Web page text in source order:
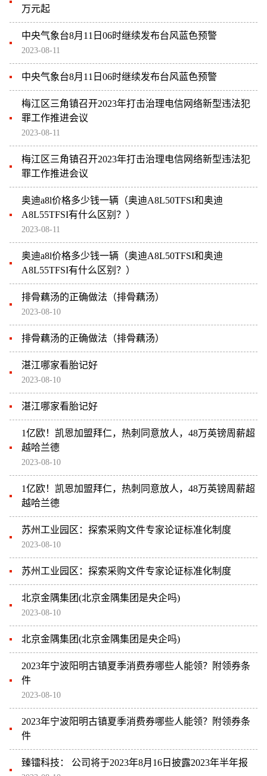
万元起
中央气象台8月11日06时继续发布台风蓝色预警
2023-08-11
中央气象台8月11日06时继续发布台风蓝色预警
梅江区三角镇召开2023年打击治理电信网络新型违法犯
罪工作推进会议
2023-08-11
梅江区三角镇召开2023年打击治理电信网络新型违法犯
罪工作推进会议
奥迪a8l价格多少钱一辆（奥迪A8L50TFSI和奥迪
A8L55TFSI有什么区别？）
2023-08-11
奥迪a8l价格多少钱一辆（奥迪A8L50TFSI和奥迪
A8L55TFSI有什么区别？）
排骨藕汤的正确做法（排骨藕汤）
2023-08-10
排骨藕汤的正确做法（排骨藕汤）
湛江哪家看胎记好
2023-08-10
湛江哪家看胎记好
1亿欧！凯恩加盟拜仁，热刺同意放人，48万英镑周薪超
越哈兰德
2023-08-10
1亿欧！凯恩加盟拜仁，热刺同意放人，48万英镑周薪超
越哈兰德
苏州工业园区：探索采购文件专家论证标准化制度
2023-08-10
苏州工业园区：探索采购文件专家论证标准化制度
北京金隅集团(北京金隅集团是央企吗)
2023-08-10
北京金隅集团(北京金隅集团是央企吗)
2023年宁波阳明古镇夏季消费券哪些人能领？附领券条
件
2023-08-10
2023年宁波阳明古镇夏季消费券哪些人能领？附领券条
件
臻镭科技： 公司将于2023年8月16日披露2023年半年报